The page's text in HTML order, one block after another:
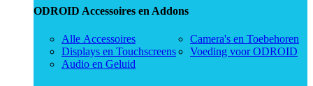
ODROID Accessoires en Addons
Alle Accessoires
Displays en Touchscreens
Audio en Geluid
Camera's en Toebehoren
Voeding voor ODROID